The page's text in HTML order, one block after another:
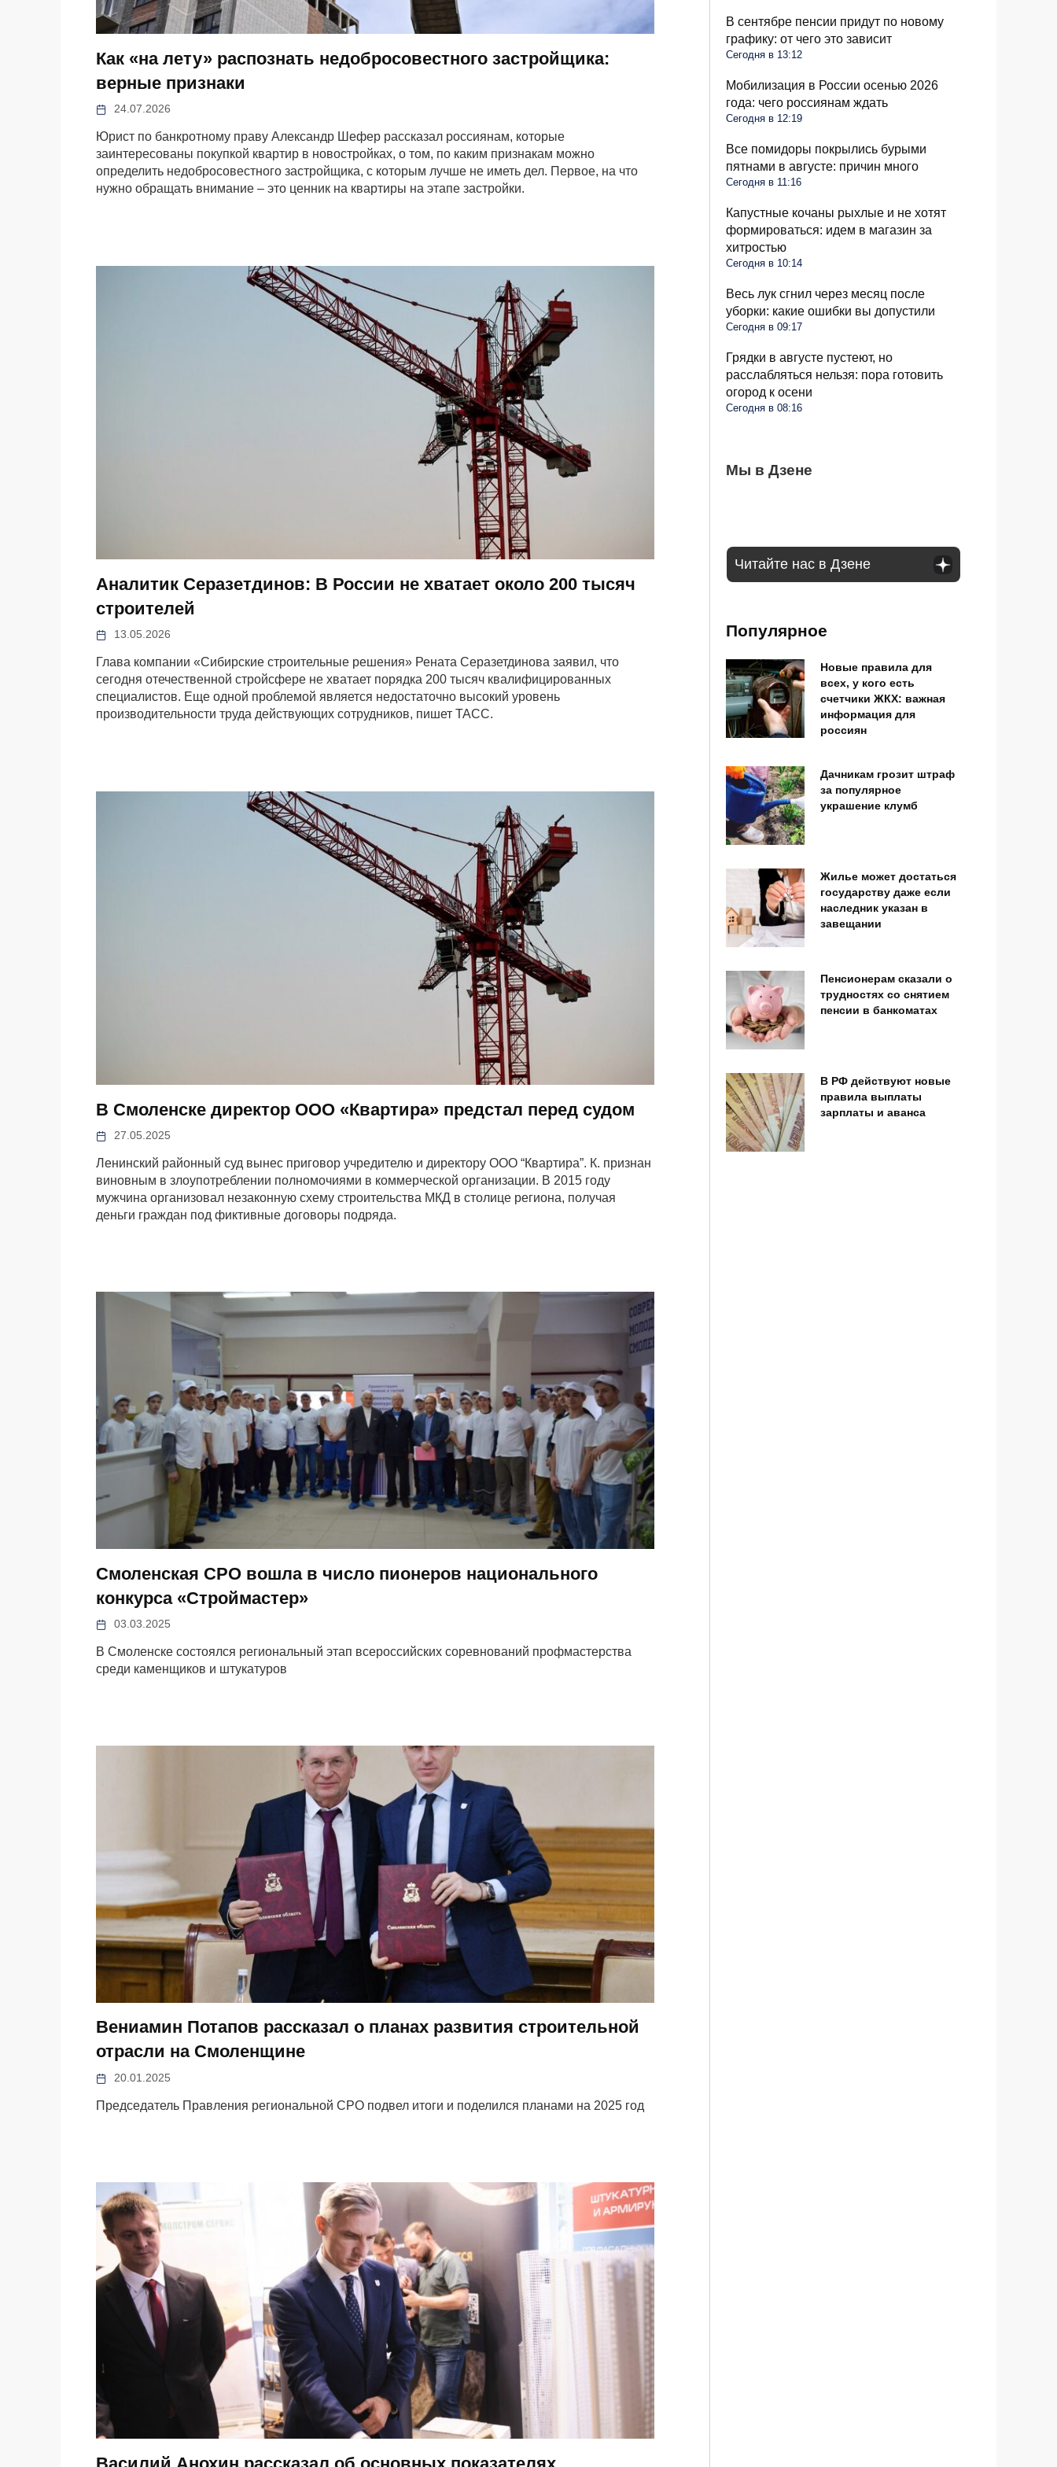
Как «на лету» распознать недобросовестного застройщика:
верные признаки
24.07.2026
Юрист по банкротному праву Александр Шефер рассказал россиянам, которые
заинтересованы покупкой квартир в новостройках, о том, по каким признакам можно
определить недобросовестного застройщика, с которым лучше не иметь дел. Первое, на что
нужно обращать внимание – это ценник на квартиры на этапе застройки.
Аналитик Серазетдинов: В России не хватает около 200 тысяч
строителей
13.05.2026
Глава компании «Сибирские строительные решения» Рената Серазетдинова заявил, что
сегодня отечественной стройсфере не хватает порядка 200 тысяч квалифицированных
специалистов. Еще одной проблемой является недостаточно высокий уровень
производительности труда действующих сотрудников, пишет ТАСС.
В Смоленске директор ООО «Квартира» предстал перед судом
27.05.2025
Ленинский районный суд вынес приговор учредителю и директору ООО “Квартира”. К. признан
виновным в злоупотреблении полномочиями в коммерческой организации. В 2015 году
мужчина организовал незаконную схему строительства МКД в столице региона, получая
деньги граждан под фиктивные договоры подряда.
Смоленская СРО вошла в число пионеров национального
конкурса «Строймастер»
03.03.2025
В Смоленске состоялся региональный этап всероссийских соревнований профмастерства
среди каменщиков и штукатуров
Вениамин Потапов рассказал о планах развития строительной
отрасли на Смоленщине
20.01.2025
Председатель Правления региональной СРО подвел итоги и поделился планами на 2025 год
В сентябре пенсии придут по новому
графику: от чего это зависит
Сегодня в 13:12
Мобилизация в России осенью 2026
года: чего россиянам ждать
Сегодня в 12:19
Все помидоры покрылись бурыми
пятнами в августе: причин много
Сегодня в 11:16
Капустные кочаны рыхлые и не хотят
формироваться: идем в магазин за
хитростью
Сегодня в 10:14
Весь лук сгнил через месяц после
уборки: какие ошибки вы допустили
Сегодня в 09:17
Грядки в августе пустеют, но
расслабляться нельзя: пора готовить
огород к осени
Сегодня в 08:16
Мы в Дзене
Не издевайтесь над огурцами в августе:
простой шаг и урожай ведрами
Крыжовник усох после сбора ягод: кусты
Клубнику можно успешно сажать в
Читайте нас в Дзене
Популярное
Новые правила для
всех, у кого есть
счетчики ЖКХ: важная
информация для
россиян
Дачникам грозит штраф
за популярное
украшение клумб
Жилье может достаться
государству даже если
наследник указан в
завещании
Пенсионерам сказали о
трудностях со снятием
пенсии в банкоматах
В РФ действуют новые
правила выплаты
зарплаты и аванса